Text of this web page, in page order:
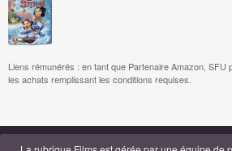
Liens rémunérés : en tant que Partenaire Amazon,
les achats remplissant les conditions requises.